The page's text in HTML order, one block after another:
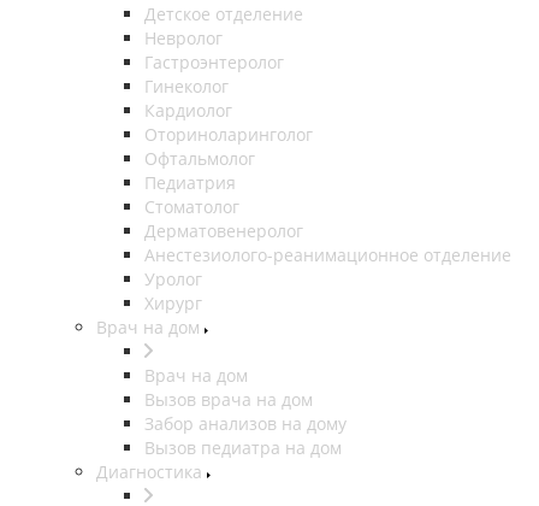
Детское отделение
Невролог
Гастроэнтеролог
Гинеколог
Кардиолог
Оториноларинголог
Офтальмолог
Педиатрия
Стоматолог
Дерматовенеролог
Анестезиолого-реанимационное отделение
Уролог
Хирург
Врач на дом
Врач на дом
Вызов врача на дом
Забор анализов на дому
Вызов педиатра на дом
Диагностика